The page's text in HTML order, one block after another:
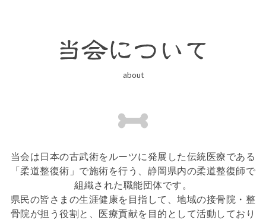
』
about
当会は日本の古武術をルーツに発展した伝統医療である
「柔道整復術」で施術を行う、静岡県内の柔道整復師で
組織された職能団体です。
県民の皆さまの生涯健康を目指して、地域の接骨院・整
骨院が担う役割と、医療貢献を目的として活動しており